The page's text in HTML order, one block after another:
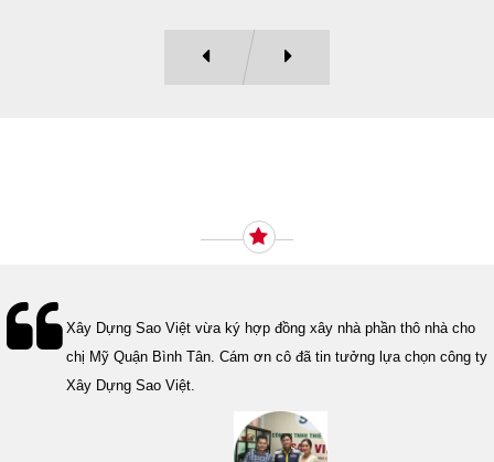
Lễ bàn giao nhà cho gia đình Cô Vân quận 11. Cám ơn anh Tính
đã tin tưởng, lựa chọn công ty Xây Dựng Sao Việt.